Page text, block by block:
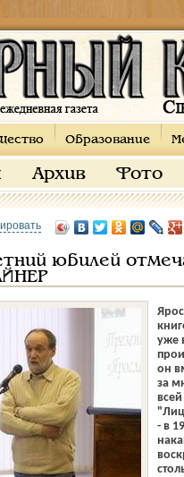
Образование
Архив Фото
юбилей
уже
он
за
- в